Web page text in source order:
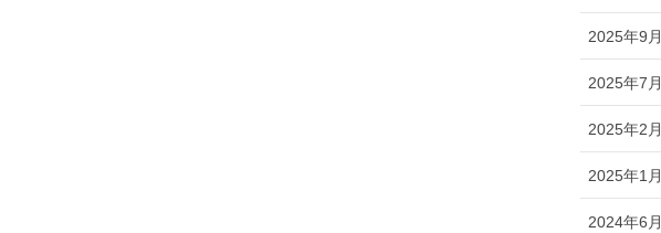
2025年9月
2025年7月
2025年2月
2025年1月
2024年6月